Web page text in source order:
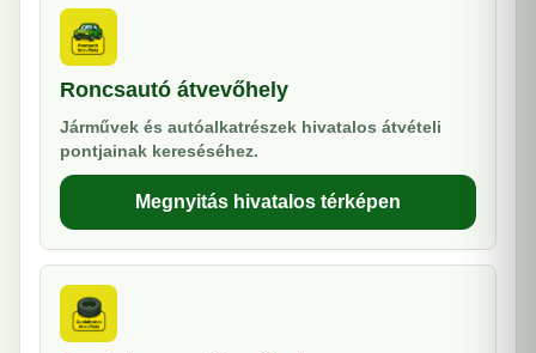
Roncsautó átvevőhely
Járművek és autóalkatrészek hivatalos átvételi
pontjainak kereséséhez.
Megnyitás hivatalos térképen